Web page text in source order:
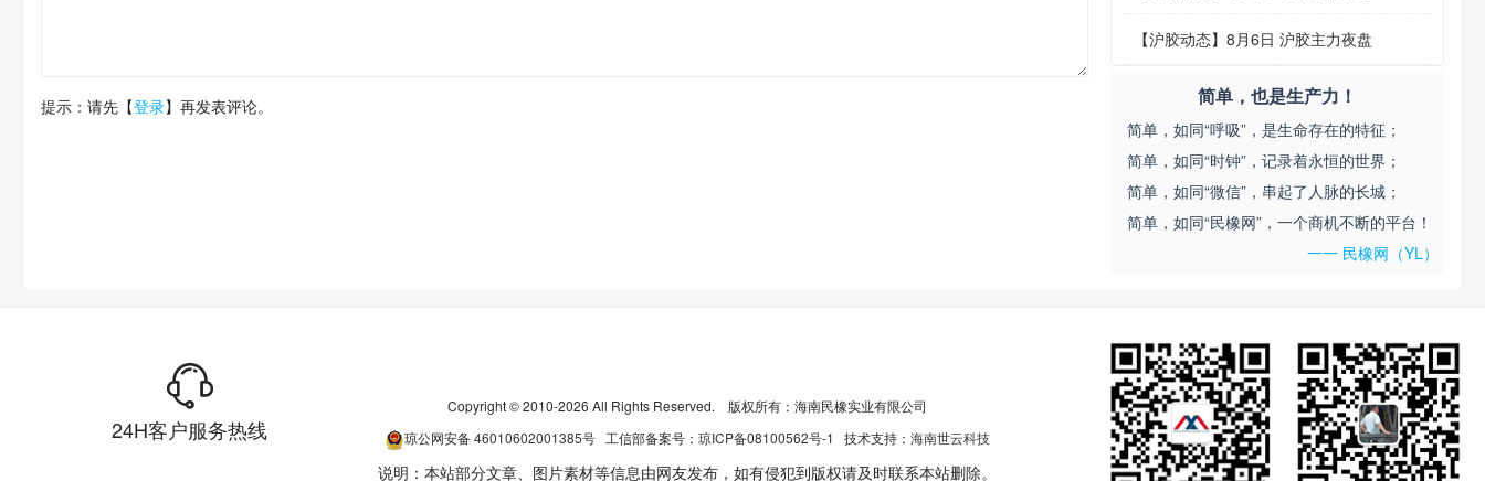
提示：请先【登录】再发表评论。
【沪胶动态】 8月6日 沪胶主力夜盘
简单，也是生产力！
简单，如同“呼吸”，是生命存在的特征；
简单，如同“时钟”，记录着永恒的世界；
简单，如同“微信”，串起了人脉的长城；
简单，如同“民橡网”，一个商机不断的平台！
一一 民橡网（YL）
24H客户服务热线
Copyright © 2010-2026 All Rights Reserved. 版权所有：海南民橡实业有限公司
琼公网安备46010602001385号工信部备案号： 琼ICP备08100562号-1 技术支持： 海南世云科技
说明：本站部分文章、图片素材等信息由网友发布，如有侵犯到版权请及时联系本站删除。